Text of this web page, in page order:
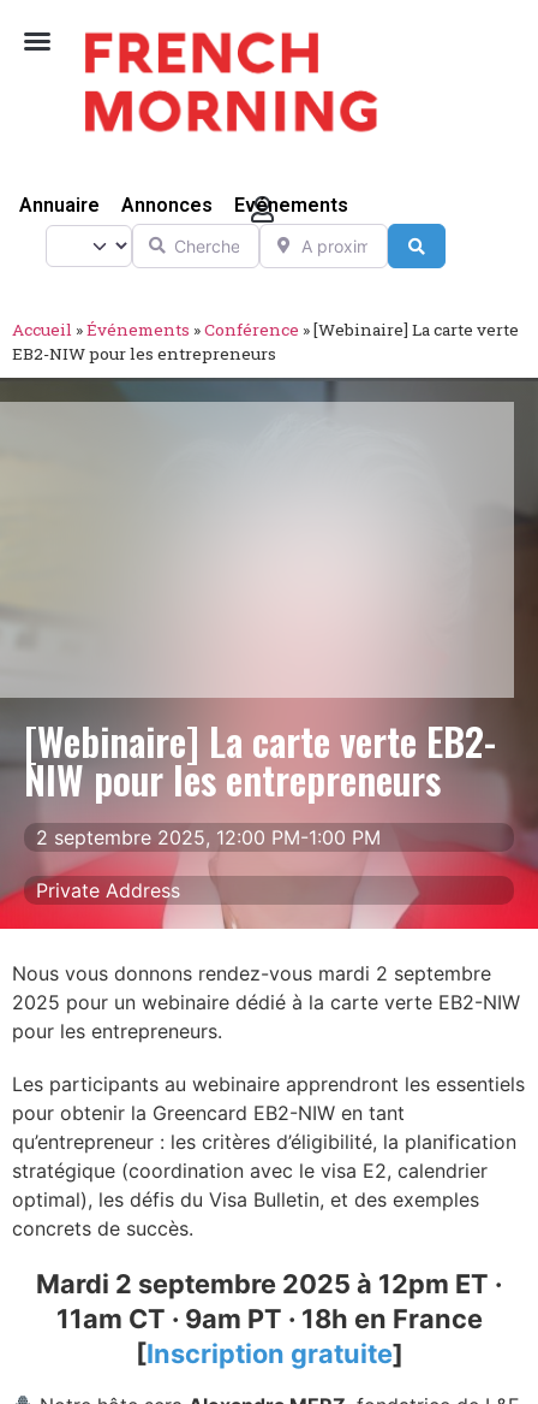
Annuaire Annonces Evénements
Select search type
Chercher A proximité de
Accueil »Événements »Conférence »[Webinaire] La carte verte
EB2-NIW pour les entrepreneurs
[Webinaire] La carte verte EB2-
NIW pour les entrepreneurs
2 septembre 2025, 12:00 PM-1:00 PM
Private Address
Nous vous donnons rendez-vous mardi 2 septembre
2025 pour un webinaire dédié à la carte verte EB2-NIW
pour les entrepreneurs.
Les participants au webinaire apprendront les essentiels
pour obtenir la Greencard EB2-NIW en tant
qu’entrepreneur : les critères d’éligibilité, la planification
stratégique (coordination avec le visa E2, calendrier
optimal), les défis du Visa Bulletin, et des exemples
concrets de succès.
Mardi 2 septembre 2025 à 12pm ET ·
11am CT · 9am PT · 18h en France
[Inscription gratuite]